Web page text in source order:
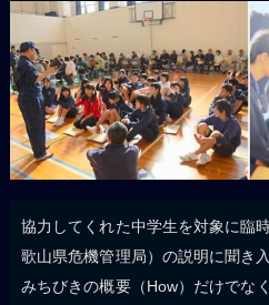
協力してくれた中学生を対象に臨
歌山県危機管理局）の説明に聞き
みちびきの概要（How）だけでな